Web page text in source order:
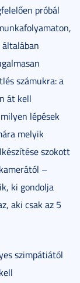
próbál
számukra: a
át kell
lépések
melyik
szokott
–
ki gondolja
aki csak az 5
szimpátiától